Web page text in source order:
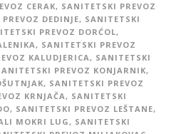
CERAK, SANITETSKI PREVOZ
DEDINJE, SANITETSKI
PREVOZ DORĆOL,
, SANITETSKI PREVOZ
KALUDJERICA, SANITETSKI
PREVOZ KONJARNIK,
, SANITETSKI PREVOZ
KRNJAČA, SANITETSKI
, SANITETSKI PREVOZ LEŠTANE,
MOKRI LUG, SANITETSKI